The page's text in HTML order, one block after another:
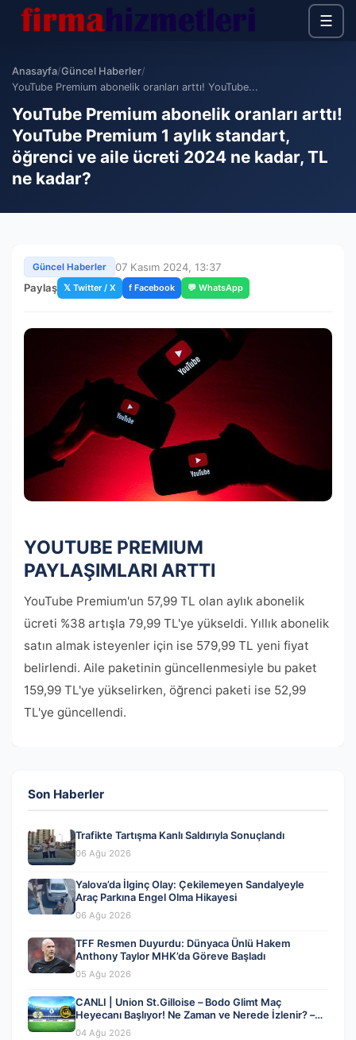
☰
Anasayfa/Güncel Haberler/
YouTube Premium abonelik oranları arttı! YouTube...
YouTube Premium abonelik oranları arttı!
YouTube Premium 1 aylık standart,
öğrenci ve aile ücreti 2024 ne kadar, TL
ne kadar?
Güncel Haberler
07 Kasım 2024, 13:37
Paylaş 𝕏 Twitter / X f Facebook 💬 WhatsApp
YOUTUBE PREMIUM
PAYLAŞIMLARI ARTTI
YouTube Premium'un 57,99 TL olan aylık abonelik
ücreti %38 artışla 79,99 TL'ye yükseldi. Yıllık abonelik
satın almak isteyenler için ise 579,99 TL yeni fiyat
belirlendi. Aile paketinin güncellenmesiyle bu paket
159,99 TL'ye yükselirken, öğrenci paketi ise 52,99
TL'ye güncellendi.
Son Haberler
Trafikte Tartışma Kanlı Saldırıyla Sonuçlandı
06 Ağu 2026
Yalova’da İlginç Olay: Çekilemeyen Sandalyeyle
Araç Parkına Engel Olma Hikayesi
06 Ağu 2026
TFF Resmen Duyurdu: Dünyaca Ünlü Hakem
Anthony Taylor MHK’da Göreve Başladı
05 Ağu 2026
CANLI | Union St.Gilloise – Bodo Glimt Maç
Heyecanı Başlıyor! Ne Zaman ve Nerede İzlenir? –
04 Ağustos 2026
04 Ağu 2026